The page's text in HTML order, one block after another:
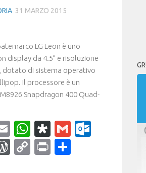
31 MARZO 2015
LG Leon è uno
display da 4.5” e risoluzione
dotato di sistema operativo
Il processore è un
Snapdragon 400 Quad-
EmailWhatsApp
Diaspora
Gmail
WordPress
CopyPrint